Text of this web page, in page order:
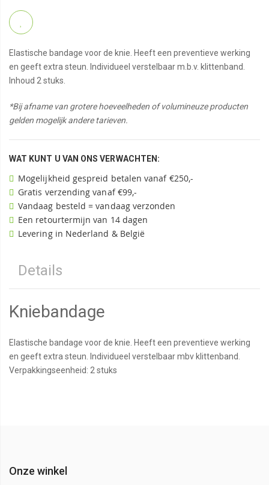
Elastische bandage voor de knie. Heeft een preventieve werking
en geeft extra steun. Individueel verstelbaar m.b.v. klittenband.
Inhoud 2 stuks.
*Bij afname van grotere hoeveelheden of volumineuze producten
gelden mogelijk andere tarieven.
WAT KUNT U VAN ONS VERWACHTEN:
Mogelijkheid gespreid betalen vanaf €250,-
Gratis verzending vanaf €99,-
Vandaag besteld = vandaag verzonden
Een retourtermijn van 14 dagen
Levering in Nederland & België
Details
Kniebandage
Elastische bandage voor de knie. Heeft een preventieve werking
en geeft extra steun. Individueel verstelbaar mbv klittenband.
Verpakkingseenheid: 2 stuks
Onze winkel